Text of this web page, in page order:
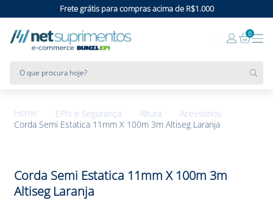
Frete grátis para compras acima de R$1.000
0
EPIs e Segurança Altura
Acessórios
Corda Semi Estatica 11mm X 100m 3m Altiseg Laranja
Corda Semi Estatica 11mm X 100m 3m
Altiseg Laranja